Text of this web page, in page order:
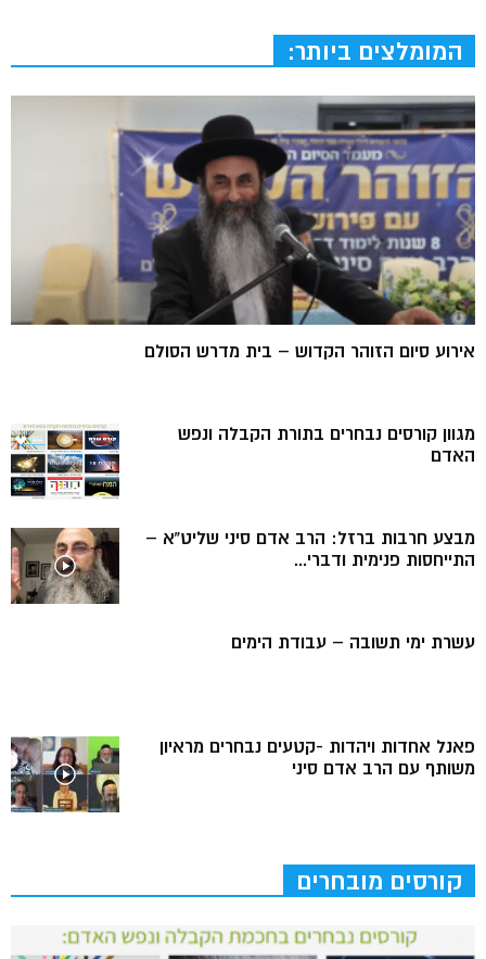
המומלצים ביותר:
אירוע סיום הזוהר הקדוש – בית מדרש הסולם
מגוון קורסים נבחרים בתורת הקבלה ונפש
האדם
מבצע חרבות ברזל: הרב אדם סיני שליט”א –
התייחסות פנימית ודברי...
עשרת ימי תשובה – עבודת הימים
פאנל אחדות ויהדות -קטעים נבחרים מראיון
משותף עם הרב אדם סיני
קורסים מובחרים